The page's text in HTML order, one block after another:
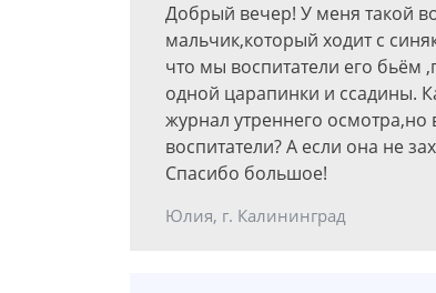
Добрый вечер! У меня такой
мальчик,который ходит с
что мы воспитатели его бьём
одной царапинки и ссадины.
журнал утреннего
воспитатели? А если она не
Спасибо большое!
Юлия, г. Калининград